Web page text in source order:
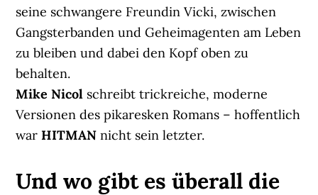
seine schwangere Freundin Vicki, zwischen
Gangsterbanden und Geheimagenten am Leben
zu bleiben und dabei den Kopf oben zu
behalten.
Mike Nicol schreibt trickreiche, moderne
Versionen des pikaresken Romans – hoffentlich
warHITMAN nicht sein letzter.
Und wo gibt es überall die